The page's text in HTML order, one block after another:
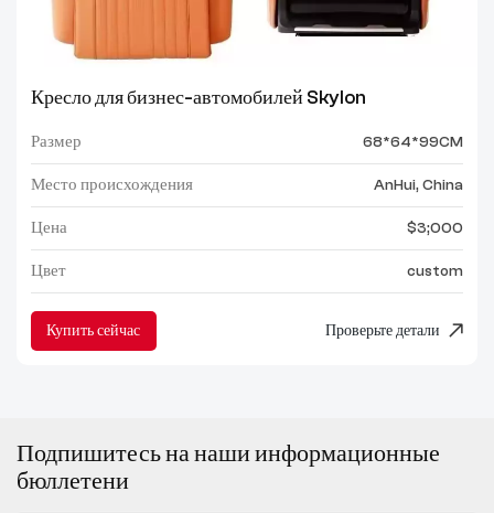
Кресло для бизнес-автомобилей Skylon
Размер 68*64*99CM
Место происхождения AnHui, China
Цена $3;000
Цвет custom
Купить сейчас Проверьте детали
Подпишитесь на наши информационные
бюллетени